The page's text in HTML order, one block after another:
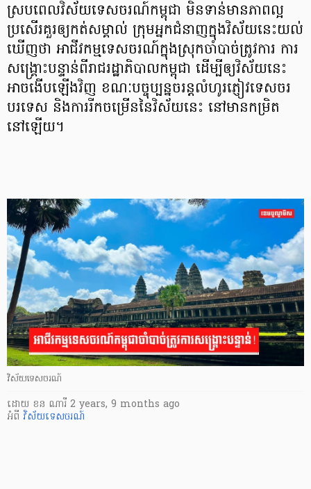
ស្របពេលវិស័យទេសចរណ៍កម្ពុជា មិនទាន់មានភាពល្អ
ប្រសើរគួរឲ្យកត់សម្គាល់ ក្រុមអ្នកជំនាញក្នុងវិស័យនេះយល់
ឃើញថា អាជីវកម្មទេសចរណ៍ក្នុងស្រុកចាំបាច់ត្រូវការ ការ
សង្រ្គោះបន្ទាន់ពីរាជរដ្ឋាភិបាលកម្ពុជា ដើម្បីឲ្យវិស័យនេះ
អាចងើបឡើងវិញ ខណៈបច្ចុប្បន្នចរន្តលំហូរភ្ញៀវទេសចរ
បរទេស និងការរីកចម្រើននៃវិស័យនេះ នៅមានកម្រិត
នៅឡើយ។
វិស័យទេសចរណ៍
ដោយ ខន ណារី 2 years, 9 months ago
អំពី វិស័យទេសចរណ៍